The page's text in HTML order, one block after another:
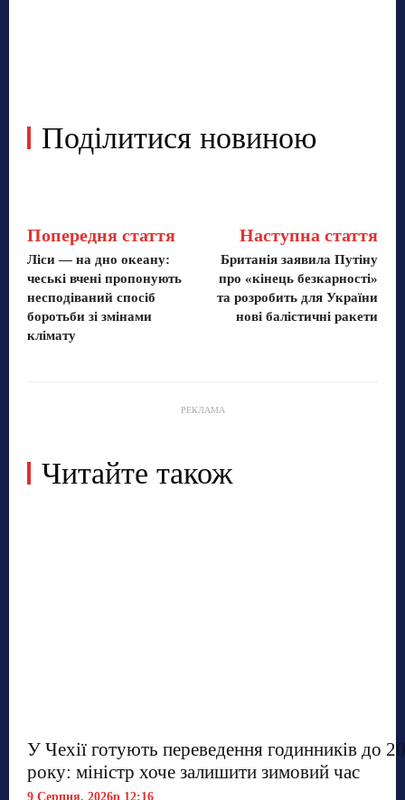
Поділитися новиною
Попередня стаття
Ліси — на дно океану:
чеські вчені пропонують
несподіваний спосіб
боротьби зі змінами
клімату
Наступна стаття
Британія заявила Путіну
про «кінець безкарності»
та розробить для України
нові балістичні ракети
РЕКЛАМА
Читайте також
У Чехії готують переведення годинників до
року: міністр хоче залишити зимовий час
9 Серпня, 2026р 12:16